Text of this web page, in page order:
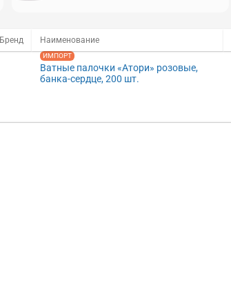
Бренд Наименование
ИМПОРТ
Ватные палочки «Атори» розовые,
банка-сердце, 200 шт.